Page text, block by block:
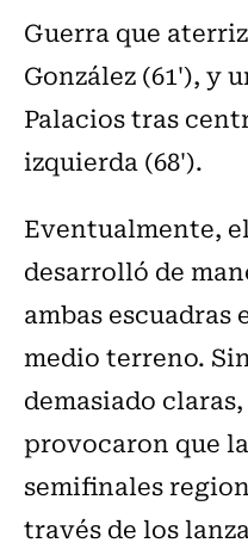
Guerra que
González (61'), y
Palacios tras
izquierda (68').
Eventualmente,
desarrolló de
ambas
medio terreno.
demasiado
provocaron que
semifinales
través de los